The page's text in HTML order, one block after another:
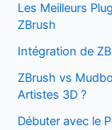
Les Meilleurs
ZBrush
Intégration de
ZBrush vs
Artistes 3D ?
Débuter avec le